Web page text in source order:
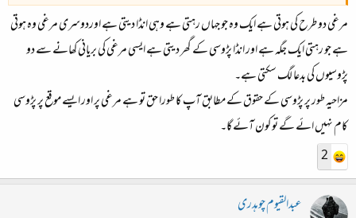
مرغی دو طرح کی ہوتی ہے ایک وہ جو جہاں رہتی ہے وہی انڈا دیتی ہے اوردوسری مرغی وہ ہوتی
ہے جو رہتی ایک جگہ ہے اور انڈا پڑوسی کے گھر دیتی ہے ایسی مرغی کی بریانی کھانے سے دو
پڑوسیوں کی بدعا لگ سکتی ہے۔
مزاحیہ طور پر پڑوسی کے حقوق کے مطابق آپ کا طورا حق تو ہے مرغی پر اور ایسے موقع پر پڑوسی
کام نہیں ائے گے تو کون آئے گا۔
2
عبدالقیوم چوہدری